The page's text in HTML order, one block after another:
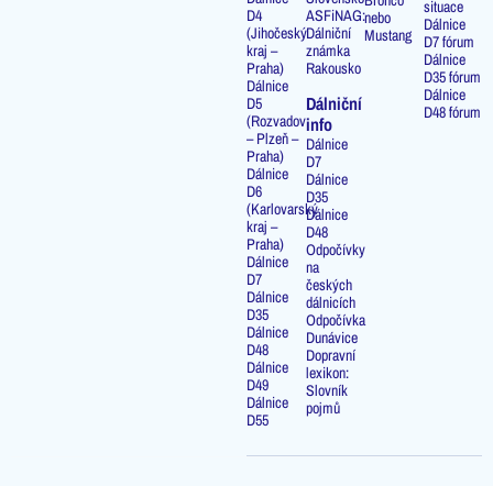
D4
(Jihočeský
kraj –
Praha)
Dálnice
D5
(Rozvadov
– Plzeň –
Praha)
Dálnice
D6
(Karlovarský
kraj –
Praha)
Dálnice
D7
Dálnice
D35
Dálnice
D48
Dálnice
D49
Dálnice
D55
ASFiNAG:
Dálniční
známka
Rakousko
Dálniční
info
Dálnice
D7
Dálnice
D35
Dálnice
D48
Odpočívky
na
českých
dálnicích
Odpočívka
Dunávice
Dopravní
lexikon:
Slovník
pojmů
nebo
Mustang
situace
Dálnice
D7 fórum
Dálnice
D35 fórum
Dálnice
D48 fórum